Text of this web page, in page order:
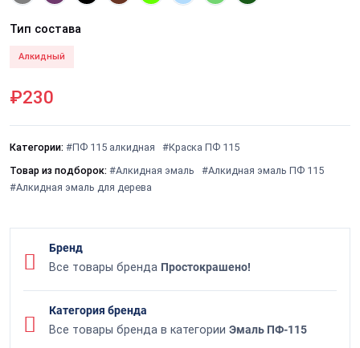
Тип состава
Алкидный
₽230
Категории: #ПФ 115 алкидная
#Краска ПФ 115
Товар из подборок: #Алкидная эмаль
#Алкидная эмаль ПФ 115
#Алкидная эмаль для дерева
Бренд
Все товары бренда Простокрашено!
Категория бренда
Все товары бренда в категории Эмаль ПФ-115